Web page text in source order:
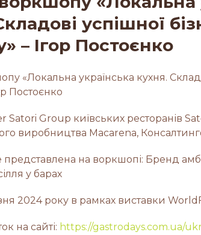
успішної
– Ігор Постоєнко
«Локальна українська кухня.
Постоєнко
Satori Group київських ресторанів
виробництва Macarena,
представлена на воркшопі: Бренд
у барах
2024 року в рамках виставки
на сайті: https://gastrodays.com.ua/